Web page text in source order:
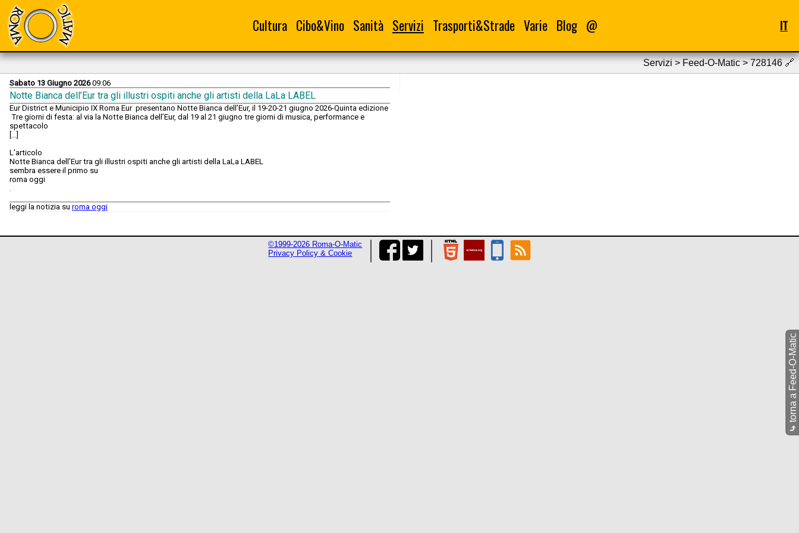
Cultura Cibo&Vino Sanità Servizi Trasporti&Strade Varie Blog @ IT
Servizi > Feed-O-Matic > 728146 🔗
Sabato 13 Giugno 202609:06
Notte Bianca dell’Eur tra gli illustri ospiti anche gli artisti della LaLa LABEL
Eur District e Municipio IX Roma Eur presentano Notte Bianca dell’Eur, il 19-20-21 giugno 2026-Quinta edizione
Tre giorni di festa: al via la Notte Bianca dell’Eur, dal 19 al 21 giugno tre giorni di musica, performance e
spettacolo
[...]
L'articolo
Notte Bianca dell’Eur tra gli illustri ospiti anche gli artisti della LaLa LABEL
sembra essere il primo su
roma oggi
.
leggi la notizia su roma oggi
⤷
torna a Feed-O-Matic
©1999-2026 Roma-O-Matic
Privacy Policy & Cookie